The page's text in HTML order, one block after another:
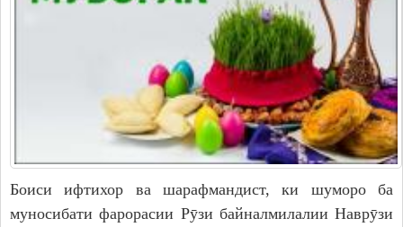
Боиси ифтихор ва шарафмандист, ки шуморо ба
муносибати фарорасии Рӯзи байналмилалии Наврӯзи